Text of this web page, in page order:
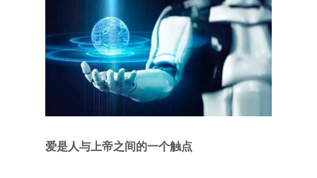
爱是人与上帝之间的一个触点